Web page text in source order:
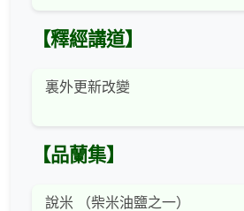
【釋經講道】
裏外更新改變
【品蘭集】
說米 （柴米油鹽之一）